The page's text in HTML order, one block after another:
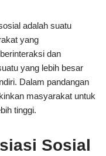
adalah suatu
yang
dan
yang lebih besar
Dalam pandangan
masyarakat untuk
tinggi.
Sosial